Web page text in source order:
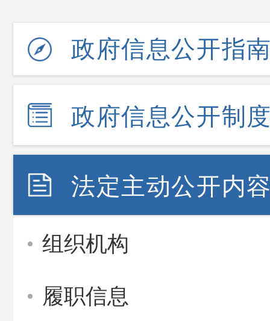
政府信息公开指
政府信息公开制
法定主动公开内
组织机构
履职信息